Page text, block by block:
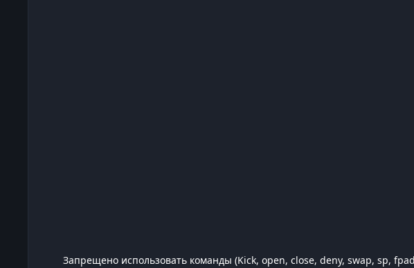
Запрещено использовать команды (Kick, open, close, deny, swap, sp,